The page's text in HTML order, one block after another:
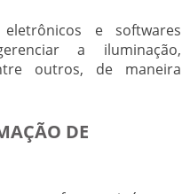
e softwares
a iluminação,
outros, de maneira
DE